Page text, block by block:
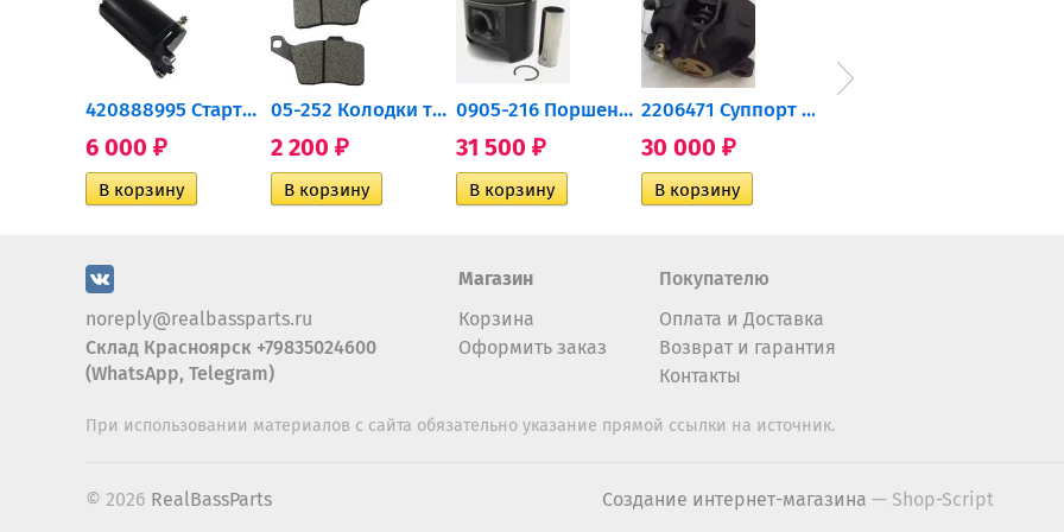
420888995 Стартер для...
6 000 ₽
05-252 Колодки тормозные...
2 200 ₽
0905-216 Поршень Arctic Cat...
31 500 ₽
2206471 Суппорт тормозной...
30 000 ₽
noreply@realbassparts.ru
Склад Красноярск +79835024600
(WhatsApp, Telegram)
Магазин
Корзина
Оформить заказ
Покупателю
Оплата и Доставка
Возврат и гарантия
Контакты
При использовании материалов с сайта обязательно указание прямой ссылки на источник.
© 2026 RealBassParts Создание интернет-магазина — Shop-Script